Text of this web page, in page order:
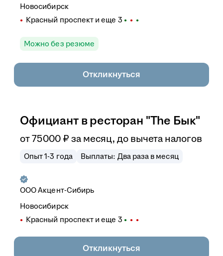
Новосибирск
Красный проспект и еще 3
Можно без резюме
Откликнуться
Официант в ресторан "The Бык"
от75 000 ₽ за месяц,до вычета налогов
Опыт 1-3 года Выплаты: Два раза в месяц
ОООАкцент-Сибирь
Новосибирск
Красный проспект и еще 3
Откликнуться